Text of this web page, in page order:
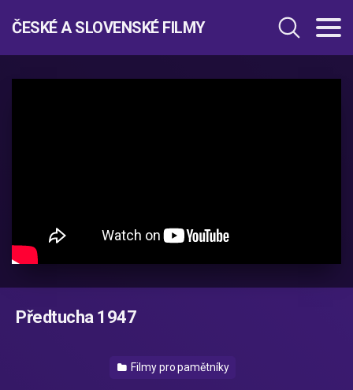
ČESKÉ A SLOVENSKÉ FILMY
Předtucha 1947
Filmy pro pamětníky